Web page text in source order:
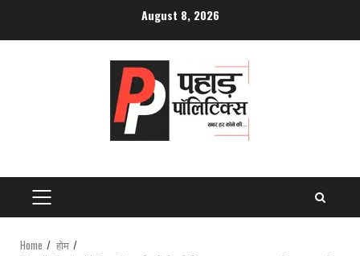
August 8, 2026
PRIMARY
MENU
Home
होम